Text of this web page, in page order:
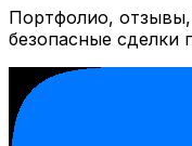
Портфолио,
безопасные сделки